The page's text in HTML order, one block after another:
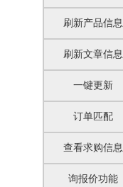
刷新产品信息
刷新文章信息
一键更新
订单匹配
查看求购信息
询报价功能